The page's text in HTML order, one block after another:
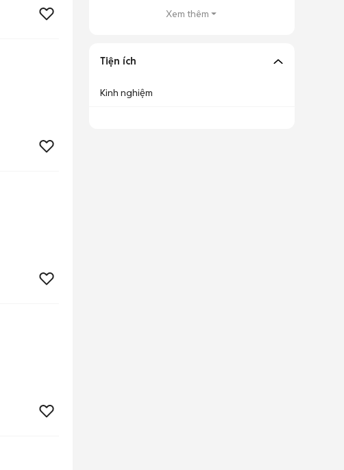
Xem thêm
Tiện ích
Kinh nghiệm